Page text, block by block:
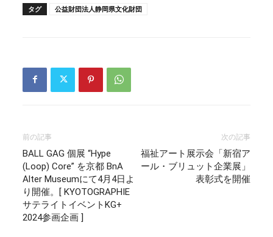
タグ 公益財団法人静岡県文化財団
前の記事
BALL GAG 個展 “Hype
(Loop) Core” を京都 BnA
Alter Museumにて4月4日よ
り開催。[ KYOTOGRAPHIE
サテライトイベントKG+
2024参画企画 ]
次の記事
福祉アート展示会「新宿ア
ール・ブリュット企業展」
表彰式を開催